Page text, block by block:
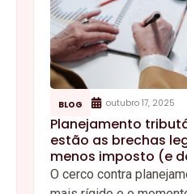
BLOG outubro 17, 2025
Planejamento
estão as brechas
menos imposto (e
O cerco contra